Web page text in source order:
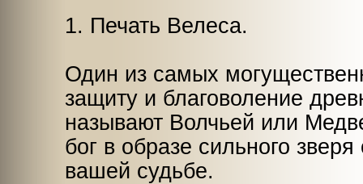
1. Печать Велеса.
Один из самых
защиту и благоволение
называют Волчьей или
бог в образе сильного
вашей судьбе.